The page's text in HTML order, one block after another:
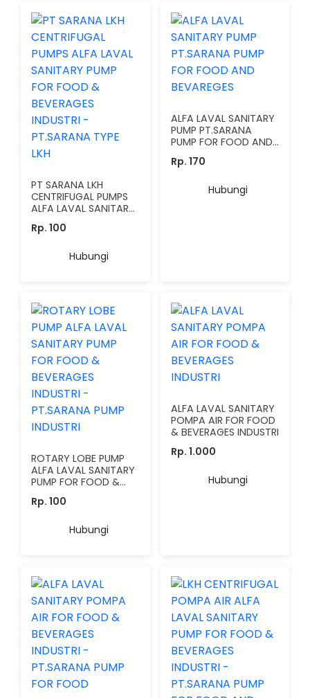
Cross pump untuk memenuhi kebutuhan teknis yang
spesifik. Didukung oleh tim profesional
yang berpengalaman, PT Sarana Pump siap
sektor manufaktur, otomotif, dan konstruksi di seluruh
wilayah Nusantara dengan layanan purna
jual yang terintegrasi.
PT SARANA LKH
CENTRIFUGAL PUMPS
ALFA LAVAL SANITARY
BEVERAGES INDUSTRI -
Rp. 100
Hubungi
ALFA LAVAL SANITARY
PUMP PT.SARANA
PUMP FOR FOOD AND
Rp. 170
Hubungi
ROTARY LOBE PUMP
ALFA LAVAL SANITARY
PUMP FOR FOOD &
PT.SARANA PUMP
Rp. 100
Hubungi
ALFA LAVAL SANITARY
POMPA AIR FOR FOOD
& BEVERAGES INDUSTRI
Rp. 1.000
Hubungi